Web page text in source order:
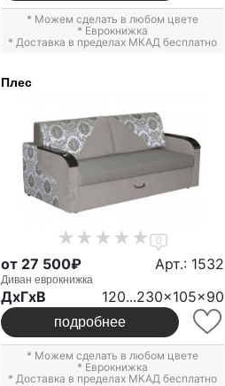
* Можем сделать в любом цвете
* Еврокнижка
* Доставка в пределах МКАД бесплатно
Плес
0
от 27 500₽ Арт.: 1532
Диван еврокнижка
ДxГxВ 120...230x105x90
подробнее
* Можем сделать в любом цвете
* Еврокнижка
* Доставка в пределах МКАД бесплатно